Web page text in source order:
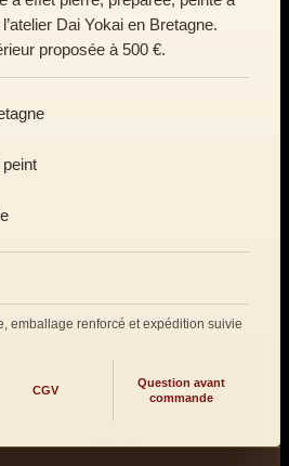
Dai Yokai en Bretagne.
proposée à 500 €.
emballage renforcé et expédition suivie
CGV
Question avant
commande